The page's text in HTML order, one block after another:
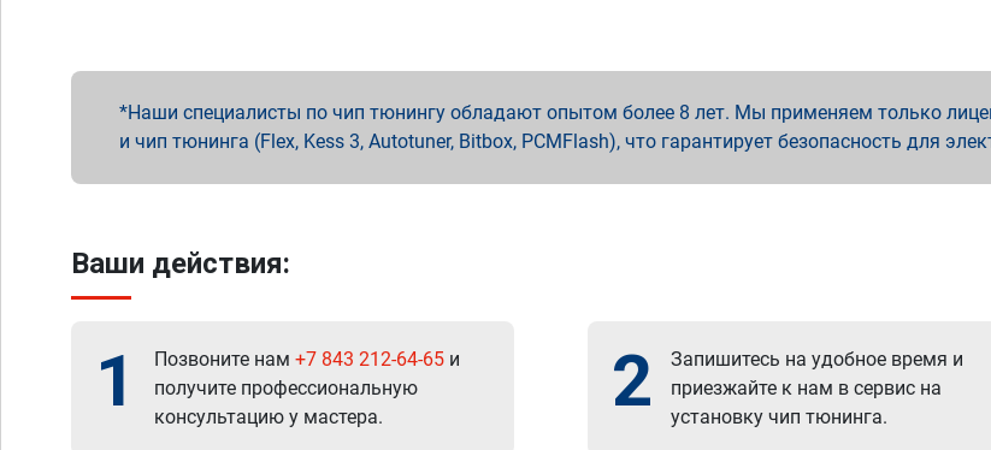
Наши специалисты по чип тюнингу обладают опытом более 8 лет. Мы применяем только
и чип тюнинга (Flex, Kess 3, Autotuner, Bitbox, PCMFlash), что гарантирует безопасность для
Ваши действия:
1 Позвоните нам +7 843 212-64-65 и
получите профессиональную
консультацию у мастера.
2
Запишитесь на удобное время и
приезжайте к нам в сервис на
установку чип тюнинга.